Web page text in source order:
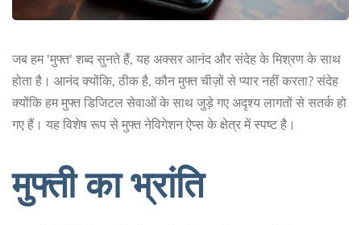
जब हम 'मुफ्त' शब्द सुनते हैं, यह अक्सर आनंद और संदेह के मिश्रण के साथ
होता है। आनंद क्योंकि, ठीक है, कौन मुफ्त चीज़ों से प्यार नहीं करता? संदेह
क्योंकि हम मुफ्त डिजिटल सेवाओं के साथ जुड़े गए अदृश्य लागतों से सतर्क हो
गए हैं। यह विशेष रूप से मुफ्त नेविगेशन ऐप्स के क्षेत्र में स्पष्ट है।
मुफ्ती का भ्रांति